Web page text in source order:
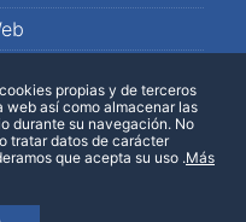
propias y de terceros
así como almacenar las
durante su navegación. No
tratar datos de carácter
que acepta su uso .Más